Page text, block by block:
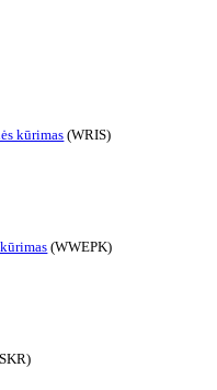
kūrimas (WRIS)
(WWEPK)